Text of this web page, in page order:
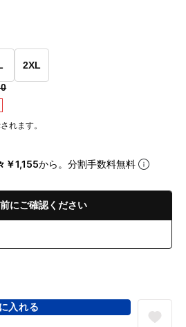
2XL
れます。
￥1,155から。分割手数料無料
にご確認ください
入れる